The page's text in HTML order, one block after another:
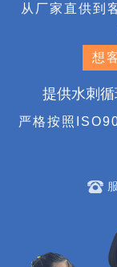
从厂家直供到
想
提供水刺
严格按照